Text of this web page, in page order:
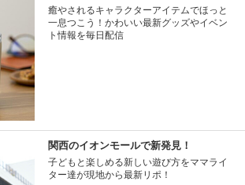
癒やされるキャラクターアイテムでほっと
一息つこう！かわいい最新グッズやイベン
ト情報を毎日配信
関西のイオンモールで新発見！
子どもと楽しめる新しい遊び方をママライ
ター達が現地から最新リポ！